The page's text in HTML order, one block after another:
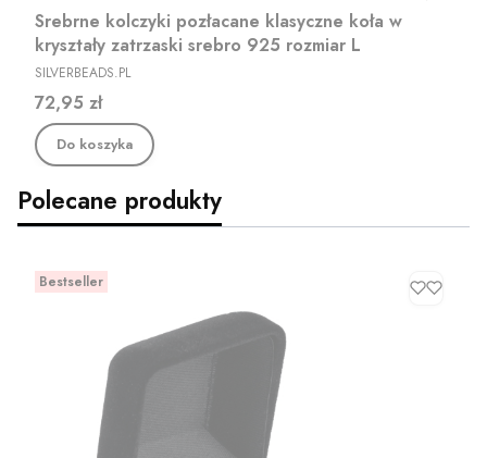
Srebrne kolczyki pozłacane klasyczne koła w
kryształy zatrzaski srebro 925 rozmiar L
PRODUCENT
SILVERBEADS.PL
Cena
72,95 zł
Do koszyka
Polecane produkty
Bestseller